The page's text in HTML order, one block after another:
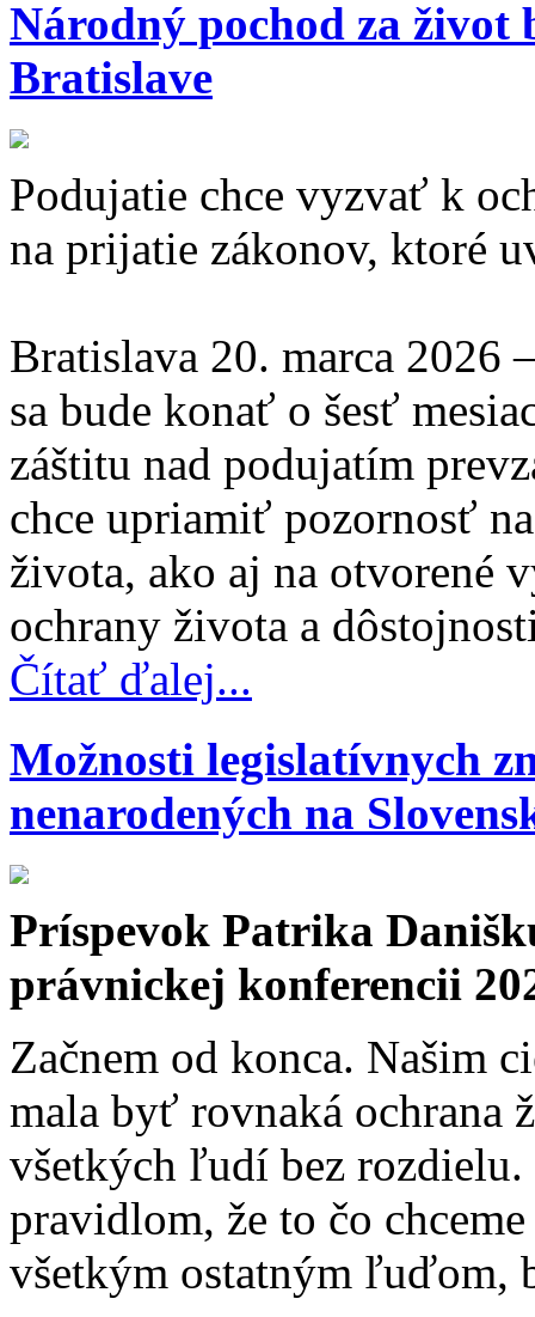
Národný pochod za život
Bratislave
Podujatie chce vyzvať k
na prijatie zákonov, ktoré
Bratislava 20. marca 2026
sa bude konať o šesť
záštitu nad podujatím
chce upriamiť pozornosť
života, ako aj na otvorené
ochrany života a
Čítať ďalej...
Možnosti legislatívnych
nenarodených na
Príspevok Patrika
právnickej konferencii
Začnem od konca. Našim
mala byť rovnaká ochrana
všetkých ľudí bez
pravidlom, že to čo
všetkým ostatným ľuďom,